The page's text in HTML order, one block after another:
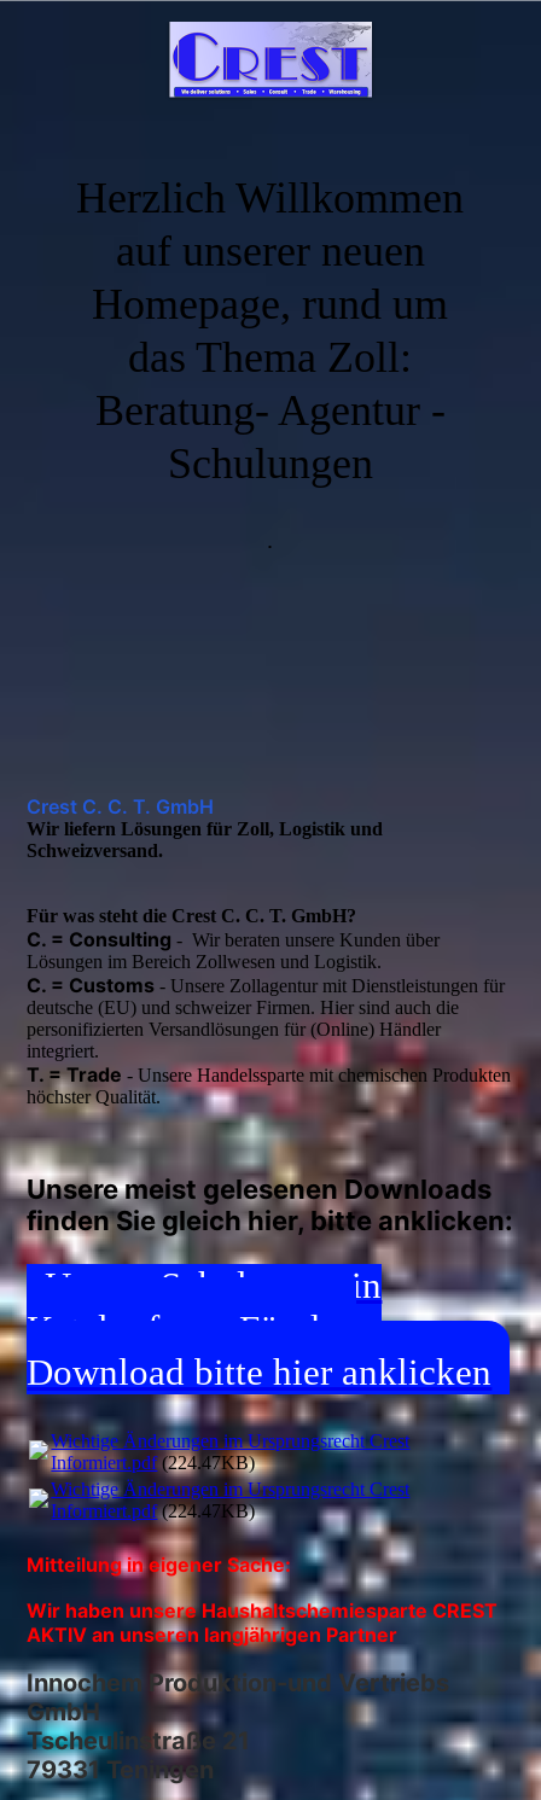
Herzlich Willkommen
auf unserer neuen
Homepage, rund um
das Thema Zoll:
Beratung- Agentur -
Schulungen
.
Crest C. C. T. GmbH
Wir liefern Lösungen für Zoll, Logistik und
Schweizversand.
Für was steht die Crest C. C. T. GmbH?
C. = Consulting - Wir beraten unsere Kunden über
Lösungen im Bereich Zollwesen und Logistik.
C. = Customs - Unsere Zollagentur mit Dienstleistungen für
deutsche (EU) und schweizer Firmen. Hier sind auch die
personifizierten Versandlösungen für (Online) Händler
integriert.
T. = Trade - Unsere Handelssparte mit chemischen Produkten
höchster Qualität.
Unsere meist gelesenen Downloads
finden Sie gleich hier, bitte anklicken:
Unsere Schulungen in
Katalogform. Für den
Download bitte hier anklicken
Wichtige Änderungen im Ursprungsrecht Crest
Informiert.pdf(224.47KB)
Wichtige Änderungen im Ursprungsrecht Crest
Informiert.pdf(224.47KB)
Mitteilung in eigener Sache:
Wir haben unsere Haushaltschemiesparte CREST
AKTIV an unseren langjährigen Partner
Innochem Produktion-und Vertriebs
GmbH
Tscheulinstraße 21
79331 Teningen